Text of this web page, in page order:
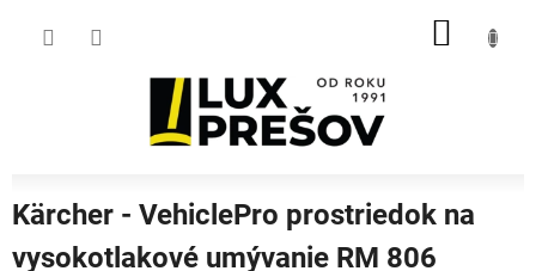
Kärcher - VehiclePro prostriedok na
vysokotlakové umývanie RM 806